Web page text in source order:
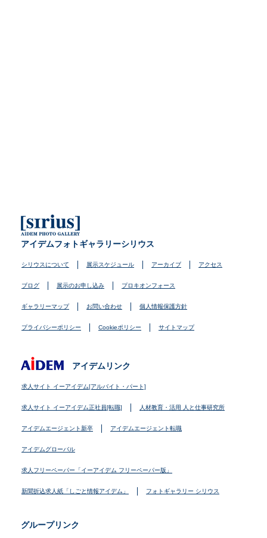
アイデムフォトギャラリーシリウス
シリウスについて 展示スケジュール アーカイブ アクセス
ブログ 展示のお申し込み プロキオンフォース
ギャラリーマップ お問い合わせ 個人情報保護方針
プライバシーポリシー Cookieポリシー サイトマップ
アイデムリンク
求人サイト イーアイデム[アルバイト・パート]
求人サイト イーアイデム正社員[転職] 人材教育・活用 人と仕事研究所
アイデムエージェント新卒 アイデムエージェント転職
アイデムグローバル
求人フリーペーパー「イーアイデム フリーペーパー版」
新聞折込求人紙「しごと情報アイデム」 フォトギャラリー シリウス
グループリンク